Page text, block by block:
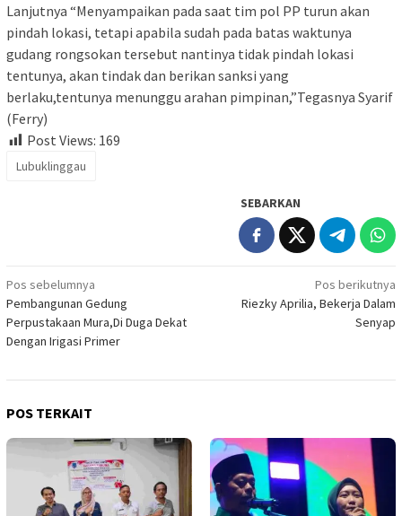
Lanjutnya “Menyampaikan pada saat tim pol PP turun akan
pindah lokasi, tetapi apabila sudah pada batas waktunya
gudang rongsokan tersebut nantinya tidak pindah lokasi
tentunya, akan tindak dan berikan sanksi yang
berlaku,tentunya menunggu arahan pimpinan,”Tegasnya Syarif
(Ferry)
Post Views: 169
Lubuklinggau
SEBARKAN
Navigasi
pos
Pos sebelumnya
Pembangunan Gedung
Perpustakaan Mura,Di Duga Dekat
Dengan Irigasi Primer
Pos berikutnya
Riezky Aprilia, Bekerja Dalam
Senyap
POS TERKAIT